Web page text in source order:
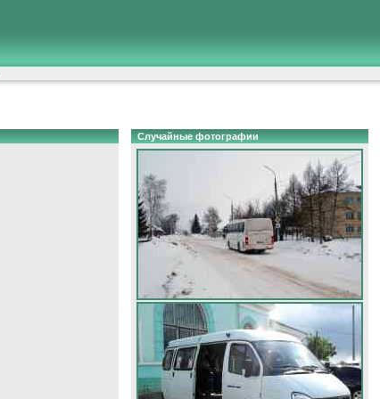
Случайные фотографии